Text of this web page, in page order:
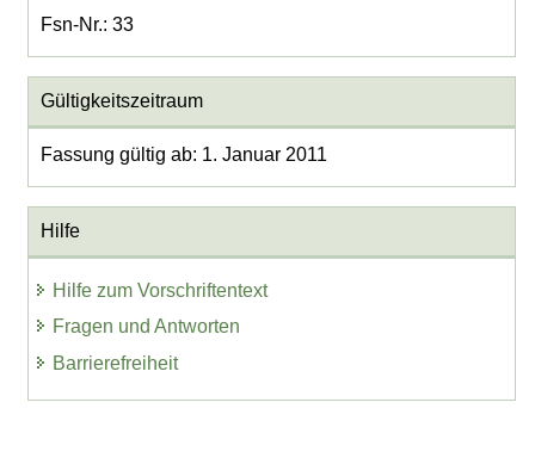
Fsn-Nr.: 33
Gültigkeitszeitraum
Fassung gültig ab: 1. Januar 2011
Hilfe
Hilfe zum Vorschriftentext
Fragen und Antworten
Barrierefreiheit